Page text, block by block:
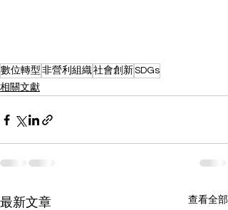
數位轉型 非營利組織社會創新SDGs
相關文獻
最新文章 查看全部